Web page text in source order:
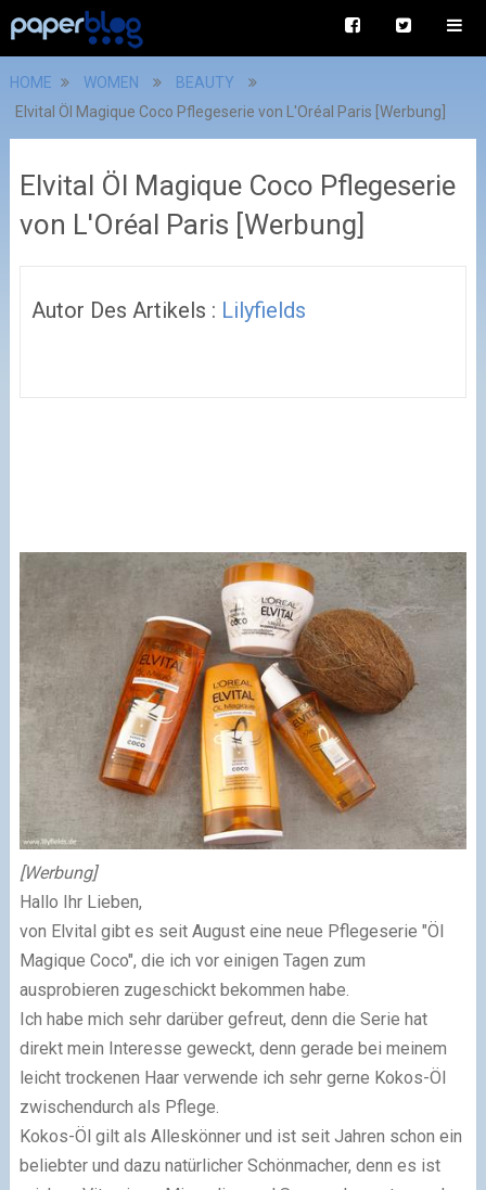
HOME WOMEN
BEAUTY
Elvital Öl Magique Coco Pflegeserie von L'Oréal Paris [Werbung]
Elvital Öl Magique Coco Pflegeserie
von L'Oréal Paris [Werbung]
Autor Des Artikels : Lilyfields
[Werbung]
Hallo Ihr Lieben,
von Elvital gibt es seit August eine neue Pflegeserie "Öl
Magique Coco", die ich vor einigen Tagen zum
ausprobieren zugeschickt bekommen habe.
Ich habe mich sehr darüber gefreut, denn die Serie hat
direkt mein Interesse geweckt, denn gerade bei meinem
leicht trockenen Haar verwende ich sehr gerne Kokos-Öl
zwischendurch als Pflege.
Kokos-Öl gilt als Alleskönner und ist seit Jahren schon ein
beliebter und dazu natürlicher Schönmacher, denn es ist